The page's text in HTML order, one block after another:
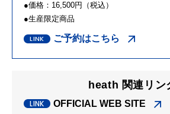
●価格：16,500円（税込）
●生産限定商品
ご予約はこちら
heath 関連リン
OFFICIAL WEB SITE